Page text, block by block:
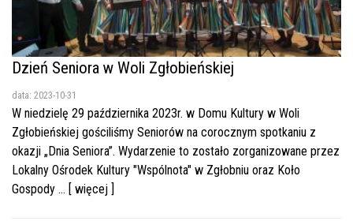
Dzień Seniora w Woli Zgłobieńskiej
data: 2023-10-31
W niedzielę 29 października 2023r. w Domu Kultury w Woli
Zgłobieńskiej gościliśmy Seniorów na corocznym spotkaniu z
okazji „Dnia Seniora”. Wydarzenie to zostało zorganizowane przez
Lokalny Ośrodek Kultury "Wspólnota" w Zgłobniu oraz Koło
Gospody ... [ więcej ]